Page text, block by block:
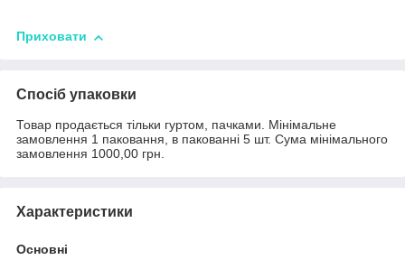
Приховати
Спосіб упаковки
Товар продається тільки гуртом, пачками. Мінімальне
замовлення 1 паковання, в пакованні 5 шт. Сума мінімального
замовлення 1000,00 грн.
Характеристики
Основні